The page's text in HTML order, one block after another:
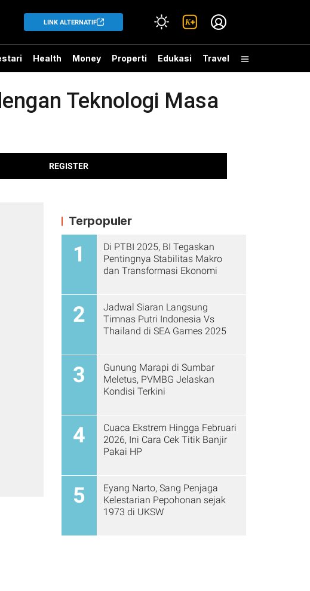
LINK ALTERNATIF
Health Money Properti Edukasi Travel
Teknologi Masa
REGISTER
Terpopuler
1
Di PTBI 2025, BI Tegaskan
Pentingnya Stabilitas Makro
dan Transformasi Ekonomi
2
Jadwal Siaran Langsung
Timnas Putri Indonesia Vs
Thailand di SEA Games 2025
3
Gunung Marapi di Sumbar
Meletus, PVMBG Jelaskan
Kondisi Terkini
4
Cuaca Ekstrem Hingga Februari
2026, Ini Cara Cek Titik Banjir
Pakai HP
5
Eyang Narto, Sang Penjaga
Kelestarian Pepohonan sejak
1973 di UKSW